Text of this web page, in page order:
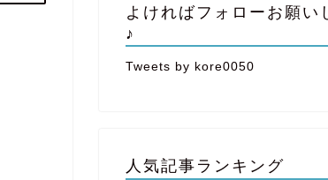
よければフォローお願い
♪
Tweets by kore0050
人気記事ランキング